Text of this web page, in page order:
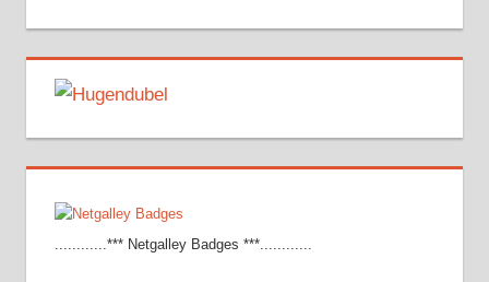
............*** Netgalley Badges ***............